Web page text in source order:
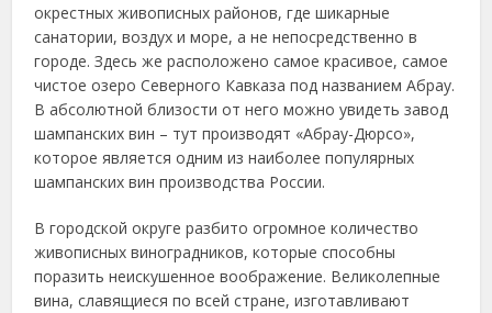
окрестных живописных районов, где шикарные
санатории, воздух и море, а не непосредственно в
городе. Здесь же расположено самое красивое, самое
чистое озеро Северного Кавказа под названием Абрау.
В абсолютной близости от него можно увидеть завод
шампанских вин – тут производят «Абрау-Дюрсо»,
которое является одним из наиболее популярных
шампанских вин производства России.
В городской округе разбито огромное количество
живописных виноградников, которые способны
поразить неискушенное воображение. Великолепные
вина, славящиеся по всей стране, изготавливают